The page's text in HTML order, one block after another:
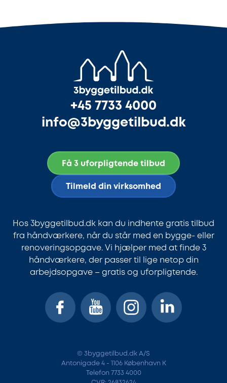
+45 7733 4000
info@3byggetilbud.dk
Få 3 uforpligtende tilbud
Tilmeld din virksomhed
Hos 3byggetilbud.dk kan du indhente gratis tilbud
fra håndværkere, når du står med en bygge- eller
renoveringsopgave. Vi hjælper med at finde 3
håndværkere, der passer til lige netop din
arbejdsopgave – gratis og uforpligtende.
© 3byggetilbud.dk A/S
Antonigade 4 - 1106 København K
Telefon 7733 4000